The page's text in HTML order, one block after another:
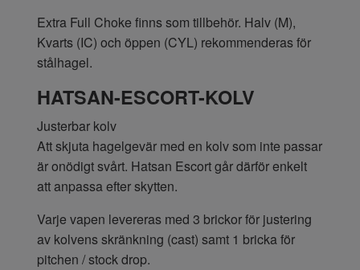
Extra Full Choke finns som tillbehör. Halv (M),
Kvarts (IC) och öppen (CYL) rekommenderas för
stålhagel.
HATSAN-ESCORT-KOLV
Justerbar kolv
Att skjuta hagelgevär med en kolv som inte passar
är onödigt svårt. Hatsan Escort går därför enkelt
att anpassa efter skytten.
Varje vapen levereras med 3 brickor för justering
av kolvens skränkning (cast) samt 1 bricka för
pitchen / stock drop.